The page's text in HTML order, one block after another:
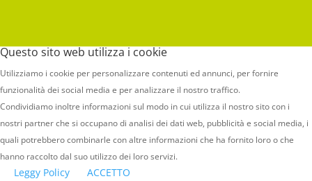
Questo sito web utilizza i cookie
Utilizziamo i cookie per personalizzare contenuti ed annunci, per fornire
funzionalità dei social media e per analizzare il nostro traffico.
Condividiamo inoltre informazioni sul modo in cui utilizza il nostro sito con i
nostri partner che si occupano di analisi dei dati web, pubblicità e social media, i
quali potrebbero combinarle con altre informazioni che ha fornito loro o che
hanno raccolto dal suo utilizzo dei loro servizi.
Leggy Policy
ACCETTO